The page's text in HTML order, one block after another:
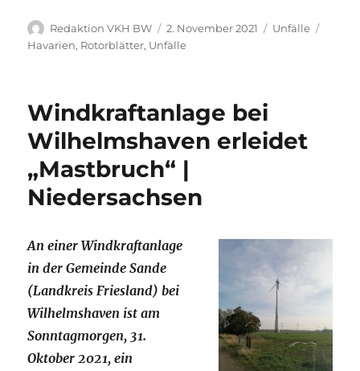
Autor
Redaktion VKH BW
Veröffentlicht
am
2. November 2021 Kategorien
Unfälle
Havarien, Rotorblätter, Unfälle
Windkraftanlage bei
Wilhelmshaven erleidet
„Mastbruch“ |
Niedersachsen
An einer Windkraftanlage
in der Gemeinde Sande
(Landkreis Friesland) bei
Wilhelmshaven ist am
Sonntagmorgen, 31.
Oktober 2021, ein